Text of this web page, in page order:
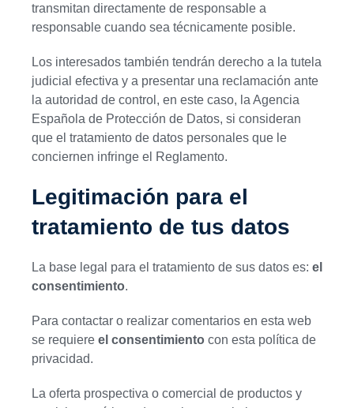
transmitan directamente de responsable a
responsable cuando sea técnicamente posible.
Los interesados también tendrán derecho a la tutela
judicial efectiva y a presentar una reclamación ante
la autoridad de control, en este caso, la Agencia
Española de Protección de Datos, si consideran
que el tratamiento de datos personales que le
conciernen infringe el Reglamento.
Legitimación para el
tratamiento de tus datos
La base legal para el tratamiento de sus datos es: el
consentimiento.
Para contactar o realizar comentarios en esta web
se requiere el consentimiento con esta política de
privacidad.
La oferta prospectiva o comercial de productos y